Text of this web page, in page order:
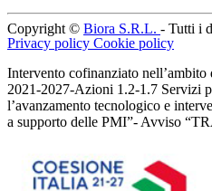
Copyright © Biora S.R.L. - Tutti i
Privacy policy Cookie policy
Intervento cofinanziato
2021-2027-Azioni 1.2-1.7 Servizi
l’avanzamento tecnologico e
a supporto delle PMI”- Avviso